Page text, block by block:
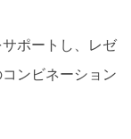
ポートし、レゼ
ンビネーション